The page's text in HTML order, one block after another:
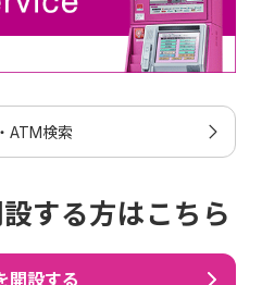
ATM検索
する方はこちら
開設する